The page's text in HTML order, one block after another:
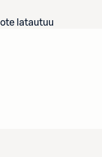
latautuu